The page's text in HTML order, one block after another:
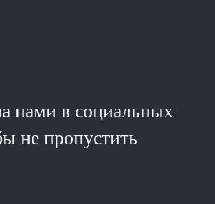
нами в социальных
не пропустить